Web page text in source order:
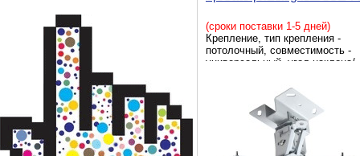
(сроки поставки 1-5 дней)
Крепление, тип крепления -
потолочный, совместимость -
универсальный, угол наклона/
максимальная нагрузка - 25 кг,
отступ от потолка/стены - 120
цвет - белый